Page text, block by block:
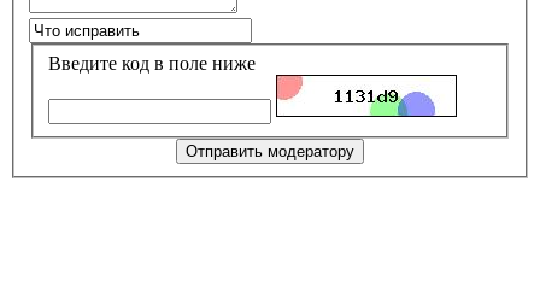
Введите код в поле ниже
Отправить модератору